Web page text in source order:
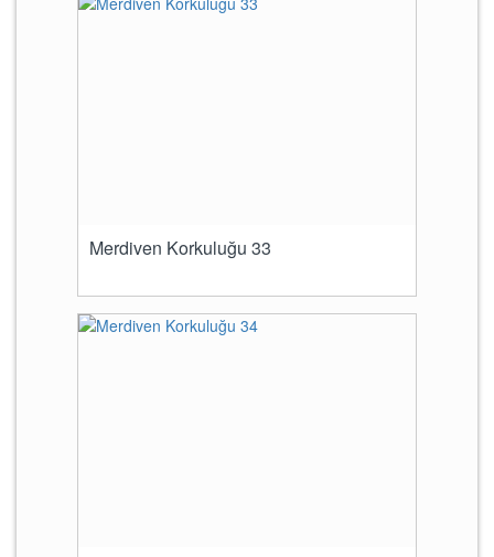
Merdiven Korkuluğu 33